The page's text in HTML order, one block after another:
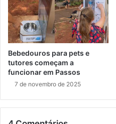
Bebedouros para pets e
tutores começam a
funcionar em Passos
7 de novembro de 2025